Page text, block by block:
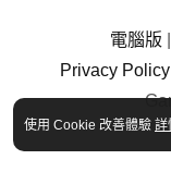
使用 Cookie 改善體驗 詳
電腦版
Privacy Policy